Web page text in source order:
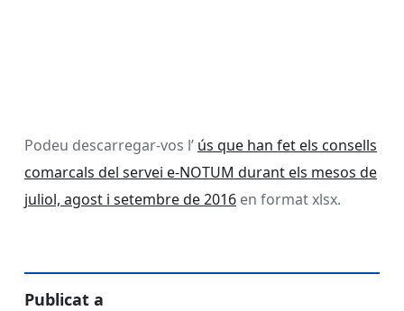
Podeu descarregar-vos l’ ús que han fet els consells
comarcals del servei e-NOTUM durant els mesos de
juliol, agost i setembre de 2016 en format xlsx.
Publicat a